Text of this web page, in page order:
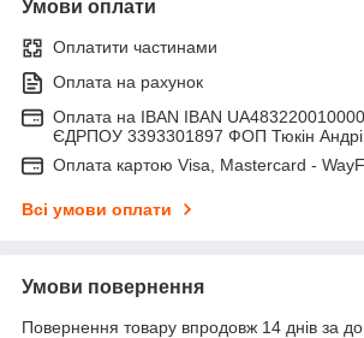
Умови оплати
Оплатити частинами
Оплата на рахунок
Оплата на IBAN IBAN
ЄДРПОУ 3393301897 ФОП Тюкін
Оплата картою Visa, Mastercard -
Всі умови оплати
Умови повернення
Повернення товару впродовж 14 днів за